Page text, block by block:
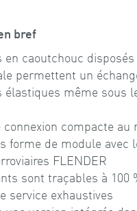
bref
en caoutchouc disposés
permettent un
élastiques même sous
connexion compacte au
forme de module avec
FLENDER
sont traçables à 100
service exhaustives